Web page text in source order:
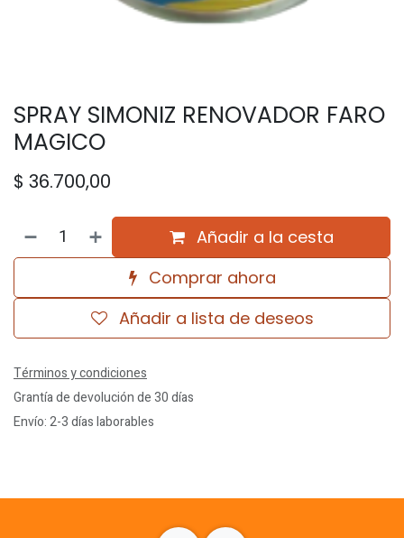
SPRAY SIMONIZ RENOVADOR FARO
MAGICO
$ 36.700,00
Añadir a la cesta
Comprar ahora
Añadir a lista de deseos
Términos y condiciones
Grantía de devolución de 30 días
Envío: 2-3 días laborables